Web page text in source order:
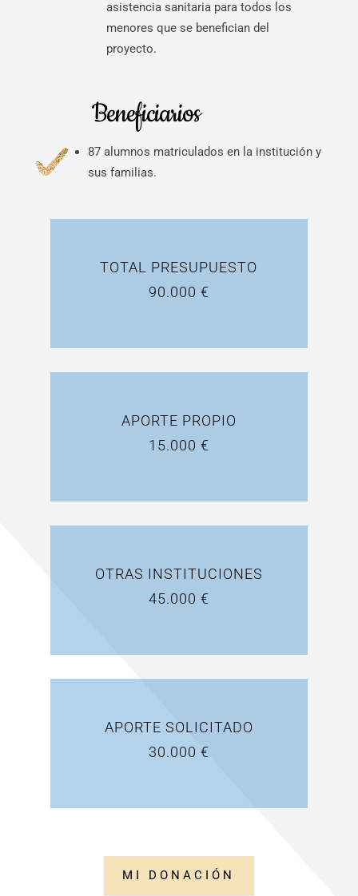
asistencia sanitaria para todos los
menores que se benefician del
proyecto.
Beneficiarios
87 alumnos matriculados en la institución y
sus familias.
TOTAL PRESUPUESTO
90.000 €
APORTE PROPIO
15.000 €
OTRAS INSTITUCIONES
45.000 €
APORTE SOLICITADO
30.000 €
MI DONACIÓN